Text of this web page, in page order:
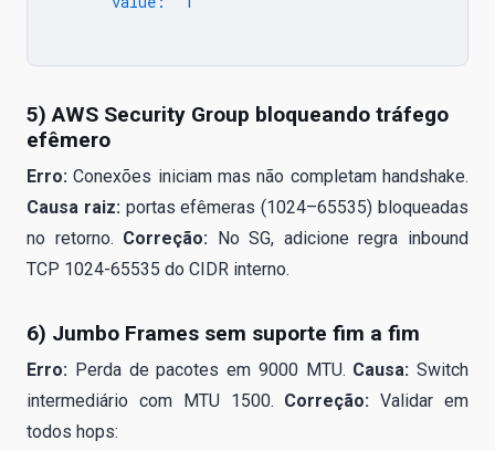
5) AWS Security Group bloqueando tráfego
efêmero
Erro: Conexões iniciam mas não completam handshake.
Causa raiz:portas efêmeras (1024–65535) bloqueadas
no retorno. Correção: No SG, adicione regra inbound
TCP 1024-65535 do CIDR interno.
6) Jumbo Frames sem suporte fim a fim
Erro: Perda de pacotes em 9000 MTU. Causa: Switch
intermediário com MTU 1500. Correção: Validar em
todos hops: